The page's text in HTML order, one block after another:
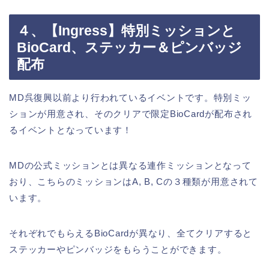
４、【Ingress】特別ミッションと
BioCard、ステッカー＆ピンバッジ
配布
MD呉復興以前より行われているイベントです。特別ミッ
ションが用意され、そのクリアで限定BioCardが配布され
るイベントとなっています！
MDの公式ミッションとは異なる連作ミッションとなって
おり、こちらのミッションはA, B, Cの３種類が用意されて
います。
それぞれでもらえるBioCardが異なり、全てクリアすると
ステッカーやピンバッジをもらうことができます。